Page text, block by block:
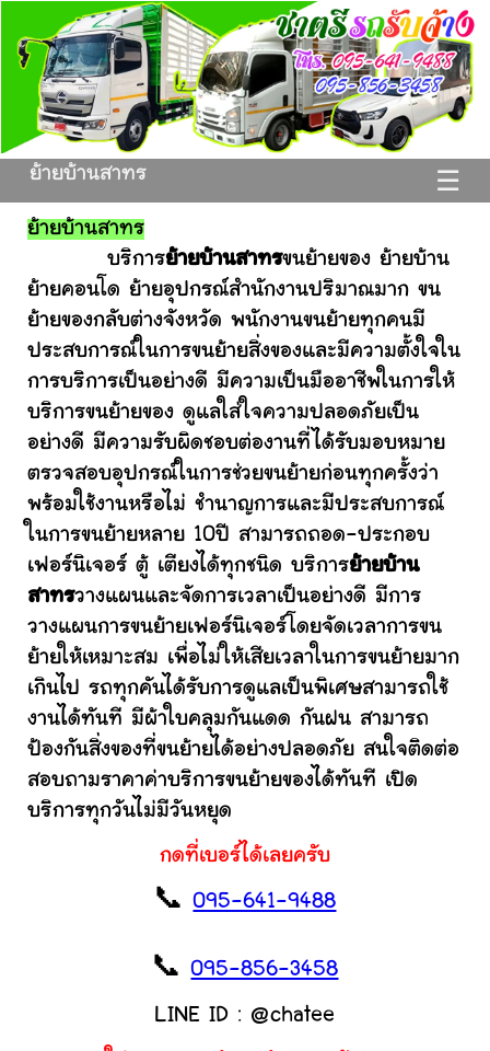
☰
ย้ายบ้านสาทร
ย้ายบ้านสาทร
บริการย้ายบ้านสาทรขนย้ายของ ย้ายบ้าน
ย้ายคอนโด ย้ายอุปกรณ์สำนักงานปริมาณมาก ขน
ย้ายของกลับต่างจังหวัด พนักงานขนย้ายทุกคนมี
ประสบการณ์ในการขนย้ายสิ่งของและมีความตั้งใจใน
การบริการเป็นอย่างดี มีความเป็นมืออาชีพในการให้
บริการขนย้ายของ ดูแลใส่ใจความปลอดภัยเป็น
อย่างดี มีความรับผิดชอบต่องานที่ได้รับมอบหมาย
ตรวจสอบอุปกรณ์ในการช่วยขนย้ายก่อนทุกครั้งว่า
พร้อมใช้งานหรือไม่ ชำนาญการและมีประสบการณ์
ในการขนย้ายหลาย 10ปี สามารถถอด-ประกอบ
เฟอร์นิเจอร์ ตู้ เตียงได้ทุกชนิด บริการย้ายบ้าน
สาทรวางแผนและจัดการเวลาเป็นอย่างดี มีการ
วางแผนการขนย้ายเฟอร์นิเจอร์โดยจัดเวลาการขน
ย้ายให้เหมาะสม เพื่อไม่ให้เสียเวลาในการขนย้ายมาก
เกินไป รถทุกคันได้รับการดูแลเป็นพิเศษสามารถใช้
งานได้ทันที มีผ้าใบคลุมกันแดด กันฝน สามารถ
ป้องกันสิ่งของที่ขนย้ายได้อย่างปลอดภัย สนใจติดต่อ
สอบถามราคาค่าบริการขนย้ายของได้ทันที เปิด
บริการทุกวันไม่มีวันหยุด
กดที่เบอร์ได้เลยครับ
📞095-641-9488
📞095-856-3458
LINE ID : @chatee